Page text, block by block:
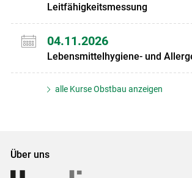
Leitfähigkeitsmessung
04.11.2026
Lebensmittelhygiene- und
alle Kurse Obstbau anzeigen
Über uns